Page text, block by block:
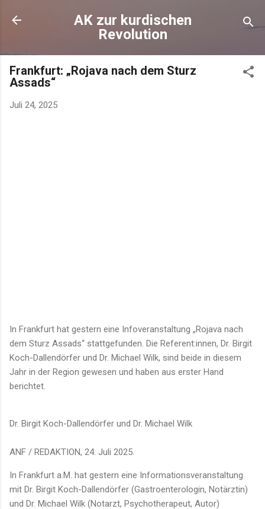
AK zur kurdischen
Revolution
Frankfurt: „Rojava nach dem Sturz
Assads“
Juli 24, 2025
In Frankfurt hat gestern eine Infoveranstaltung „Rojava nach
dem Sturz Assads“ stattgefunden. Die Referent:innen, Dr. Birgit
Koch-Dallendörfer und Dr. Michael Wilk, sind beide in diesem
Jahr in der Region gewesen und haben aus erster Hand
berichtet.
Dr. Birgit Koch-Dallendörfer und Dr. Michael Wilk
ANF / REDAKTION, 24. Juli 2025.
In Frankfurt a.M. hat gestern eine Informationsveranstaltung
mit Dr. Birgit Koch-Dallendörfer (Gastroenterologin, Notärztin)
und Dr. Michael Wilk (Notarzt, Psychotherapeut, Autor)